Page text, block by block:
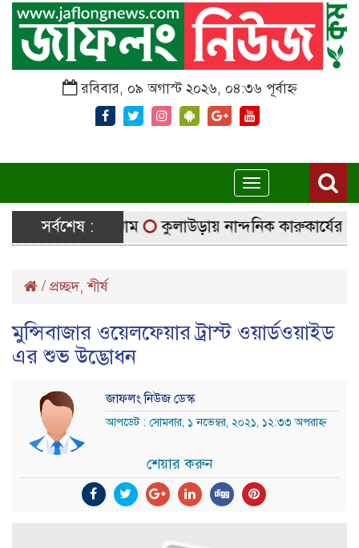
রবিবার, ০৯ অগাস্ট ২০২৬, ০৪:৩৬ পূর্বাহ্ন
Toggle
navigation
সর্বশেষ :
সরঞ্জাম কুলাউড়ায় নান্দনিক কারুকার্যের শিব
/ প্রচ্ছদ,শীর্ষ
মুন্সিবাজার ওয়েলফেয়ার ট্রাস্ট ওয়ার্ডওয়াইড
এর শুভ উদ্ভোধন
জাফলং নিউজ ডেস্ক
আপডেট : সোমবার, ১ নভেম্বর, ২০২১, ১২:৩৩ অপরাহ্ন
শেয়ার করুন